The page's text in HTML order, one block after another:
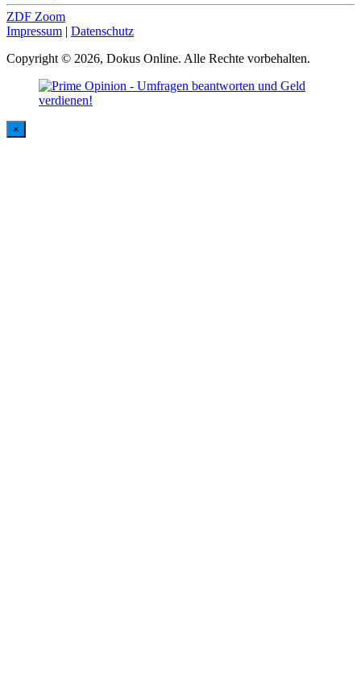
ZDF Zoom
Impressum | Datenschutz
Copyright © 2026, Dokus Online. Alle Rechte vorbehalten.
×